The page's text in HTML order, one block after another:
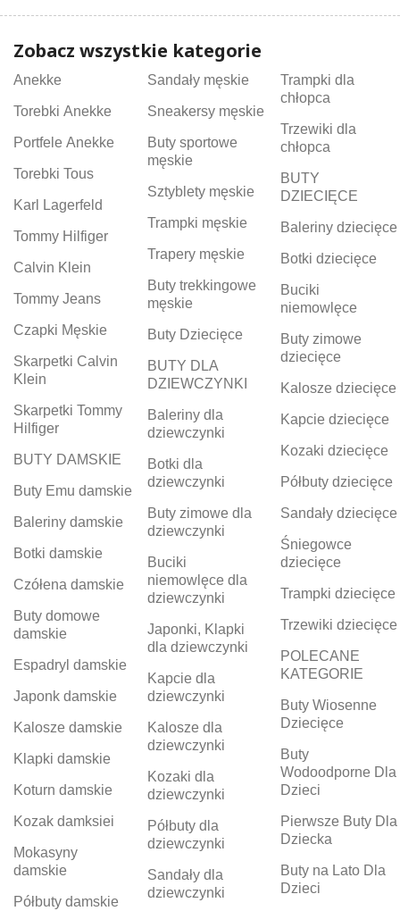
Zobacz wszystkie kategorie
Anekke
Torebki Anekke
Portfele Anekke
Torebki Tous
Karl Lagerfeld
Tommy Hilfiger
Calvin Klein
Tommy Jeans
Czapki Męskie
Skarpetki Calvin
Klein
Skarpetki Tommy
Hilfiger
BUTY DAMSKIE
Buty Emu damskie
Baleriny damskie
Botki damskie
Czółena damskie
Buty domowe
damskie
Espadryl damskie
Japonk damskie
Kalosze damskie
Klapki damskie
Koturn damskie
Kozak damksiei
Mokasyny
damskie
Półbuty damskie
Sandały męskie
Sneakersy męskie
Buty sportowe
męskie
Sztyblety męskie
Trampki męskie
Trapery męskie
Buty trekkingowe
męskie
Buty Dziecięce
BUTY DLA
DZIEWCZYNKI
Baleriny dla
dziewczynki
Botki dla
dziewczynki
Buty zimowe dla
dziewczynki
Buciki
niemowlęce dla
dziewczynki
Japonki, Klapki
dla dziewczynki
Kapcie dla
dziewczynki
Kalosze dla
dziewczynki
Kozaki dla
dziewczynki
Półbuty dla
dziewczynki
Sandały dla
dziewczynki
Trampki dla
chłopca
Trzewiki dla
chłopca
BUTY
DZIECIĘCE
Baleriny dziecięce
Botki dziecięce
Buciki
niemowlęce
Buty zimowe
dziecięce
Kalosze dziecięce
Kapcie dziecięce
Kozaki dziecięce
Półbuty dziecięce
Sandały dziecięce
Śniegowce
dziecięce
Trampki dziecięce
Trzewiki dziecięce
POLECANE
KATEGORIE
Buty Wiosenne
Dziecięce
Buty
Wodoodporne Dla
Dzieci
Pierwsze Buty Dla
Dziecka
Buty na Lato Dla
Dzieci